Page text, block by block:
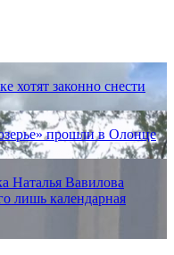
хотят законно снести
прошли в Олонце
Наталья Вавилова
лишь календарная